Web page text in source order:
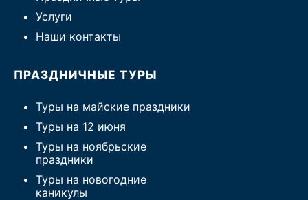
Услуги
Наши контакты
ПРАЗДНИЧНЫЕ ТУРЫ
Туры на майские праздники
Туры на 12 июня
Туры на ноябрьские
праздники
Туры на новогодние
каникулы